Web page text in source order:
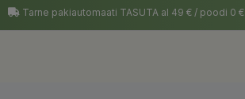
Tarne pakiautomaati TASUTA al 49 € / poodi 0 €